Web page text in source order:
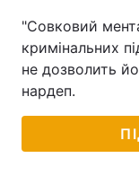
"Совковий
кримінальних
не дозволить
нардеп.